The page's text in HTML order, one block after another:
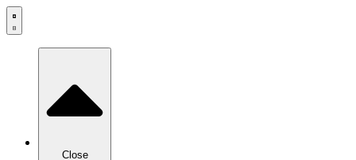
Zum
Inhalt
Close